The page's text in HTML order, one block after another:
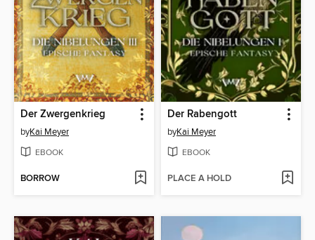
Der Zwergenkrieg
byKai Meyer
EBOOK
BORROW
Der Rabengott
byKai Meyer
EBOOK
PLACE A HOLD